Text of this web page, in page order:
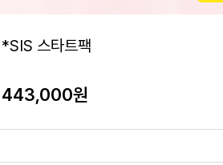
*SIS 스타트팩
443,000원